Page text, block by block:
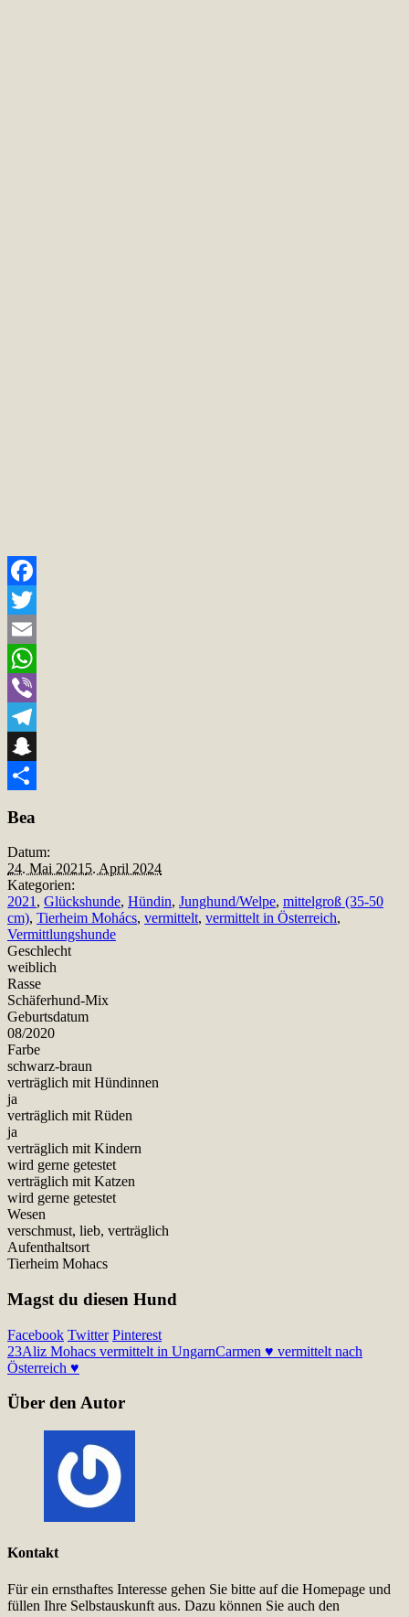
Facebook
Twitter
Email
WhatsApp
Viber
Telegram
Snapchat
Bea
Datum:
24. Mai 2021 5. April 2024
Kategorien:
2021 , Glückshunde, Hündin, Junghund/Welpe, mittelgroß (35-50
cm), Tierheim Mohács, vermittelt, vermittelt in Österreich,
Vermittlungshunde
Geschlecht
weiblich
Rasse
Schäferhund-Mix
Geburtsdatum
08/2020
Farbe
schwarz-braun
verträglich mit Hündinnen
ja
verträglich mit Rüden
ja
verträglich mit Kindern
wird gerne getestet
verträglich mit Katzen
wird gerne getestet
Wesen
verschmust, lieb, verträglich
Aufenthaltsort
Tierheim Mohacs
Magst du diesen Hund
Facebook Twitter Pinterest
23Aliz Mohacs vermittelt in UngarnCarmen ♥ vermittelt nach
Österreich ♥
Über den Autor
Kontakt
Für ein ernsthaftes Interesse gehen Sie bitte auf die Homepage und
füllen Ihre Selbstauskunft aus. Dazu können Sie auch den